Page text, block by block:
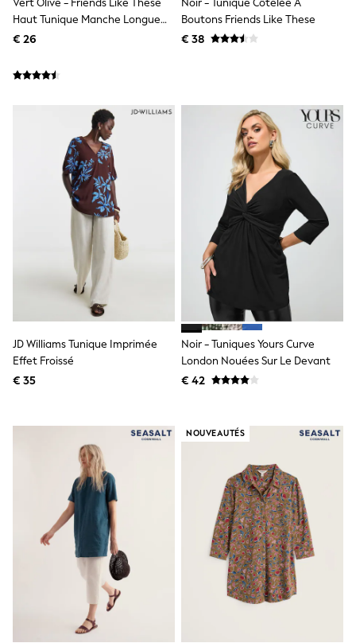
Trending: Clogs
Toy Story
T-Shirts
Shorts
Shirts
Kurtas
Sets & Outfits
Trousers & Chinos
Sweatshirts & Hoodies
Knitwear & Sweaters
Tops
Coats & Jackets
Jeans
Joggers
Nightwear & Pyjamas
Swimwear
Suits & Waistcoats
Multipacks
All Holiday Shop
Sun Safe Swimwear
Sun Hats & Caps
Denim Jackets
Raincoats
Waterproof
Shackets
Gilets
Fleeces
Teddy Borg
Puffers
Snowsuits
All Footwear
New In
Boots
Half Sizes
Vert Olive - Friends Like These
Haut Tunique Manche Longue
Col En V En Jersey Doux
€ 26
Noir - Tunique Côtelée À
Boutons Friends Like These
€ 38
JD Williams Tunique Imprimée
Effet Froissé
€ 35
Noir - Tuniques Yours Curve
London Nouées Sur Le Devant
€ 42
NOUVEAUTÉS